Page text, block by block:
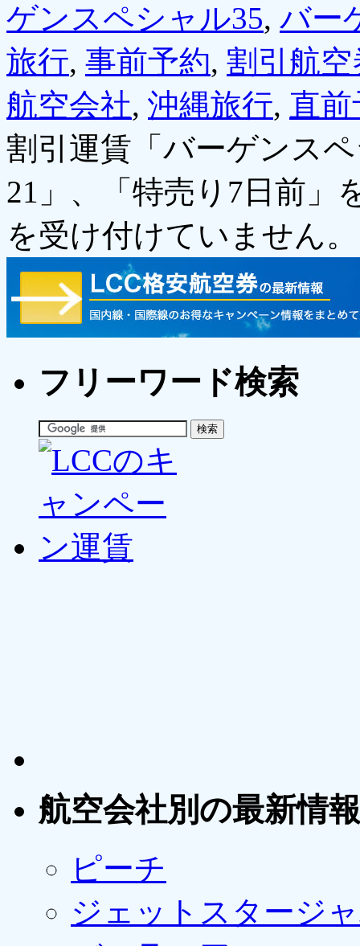
ゲンスペシャル35, バー
旅行, 事前予約, 割引航空
航空会社, 沖縄旅行, 直
割引運賃「バーゲンス
21」、「特売り7日前」
を受け付けていません。
フリーワード検索
航空会社別の最新情報
ピーチ
ジェットスタージ